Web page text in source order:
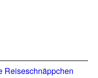
Reiseschnäppchen